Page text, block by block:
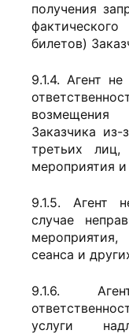
получения
билетов)
9.1.4. Агент
Заказчика
третьих
мероприятия
9.1.5. Агент
случае
сеанса и
9.1.6.
услуги